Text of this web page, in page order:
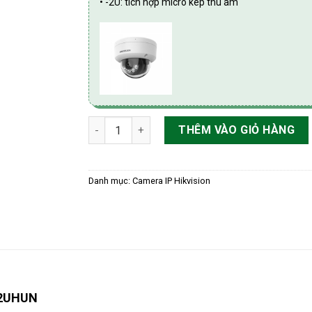
Camera IP Dome 8MP Hikvision DS-
THÊM VÀO GIỎ HÀNG
Danh mục: Camera IP Hikvision